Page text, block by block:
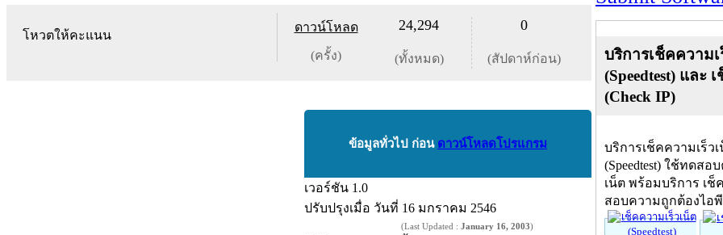
โหวตให้คะแนน
ดาวน์โหลด
(ครั้ง)
24,294
(ทั้งหมด)
0
(สัปดาห์ก่อน)
ข้อมูลทั่วไป ก่อน ดาวน์โหลดโปรแกรม
เวอร์ชัน 1.0
ปรับปรุงเมื่อ วันที่ 16 มกราคม 2546
(Last Updated : January 16, 2003)
บริการเช็คความเ
(Speedtest) และ
(Check IP)
บริการเช็คความเร็ว
(Speedtest) ใช้ทดสอ
เน็ต พร้อมบริการ เช็
สอบความถูกต้องไอ